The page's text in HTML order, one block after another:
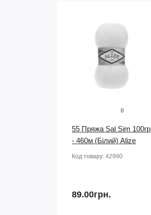
0
55 Пряжа Sal Sim 100гр
- 460м (Білий) Alize
Код товару: 42990
89.00грн.